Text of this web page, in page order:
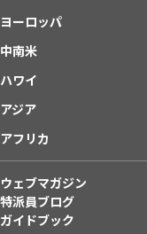
ヨーロッパ
中南米
ハワイ
アジア
アフリカ
ウェブマガジン
特派員ブログ
ガイドブック